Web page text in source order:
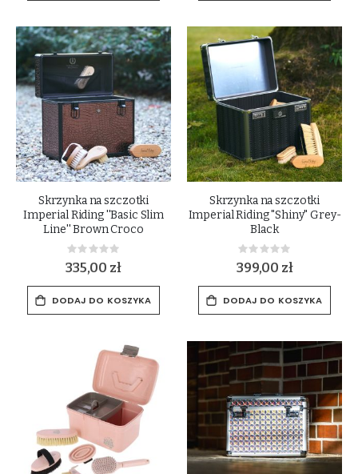
Skrzynka na szczotki
Imperial Riding ''Basic Slim
Line'' Brown Croco
Rating:
0%
335,00 zł
DODAJ DO KOSZYKA
Skrzynka na szczotki
Imperial Riding "Shiny" Grey-
Black
Rating:
0%
399,00 zł
DODAJ DO KOSZYKA